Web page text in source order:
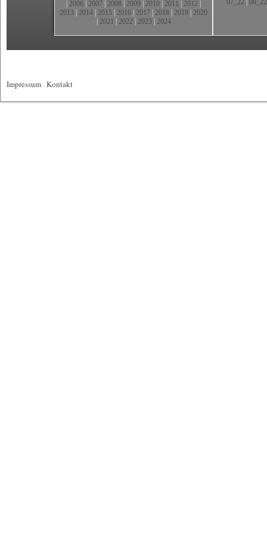
2006 2007 2008 2009 2010 2011 2012
2013 2014 2015 2016 2017 2018 2019 2020
2021 2022 2023| 2024
07_22
08_22
Impressum Kontakt